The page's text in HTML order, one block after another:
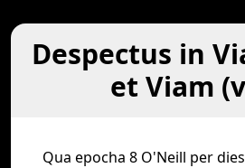
Despectus in
et Viam
Qua epocha 8 O'Neill per